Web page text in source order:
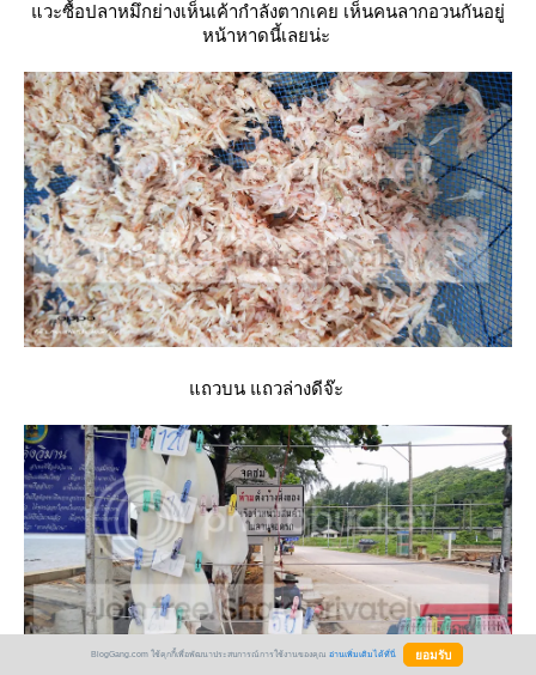
วะซื้อปลาหมึกย่างเห็นเค้ากำลังตากเคย เห็นคนลากอวนกันอยู่
หน้าหาดนี้เลยน่ะ
ถวบน แถวล่างดีจ๊ะ
BlogGang.com ใช้คุกกี้เพื่อพัฒนาประสบการณ์การใช้งานของคุณ อ่านเพิ่มเติมได้ที่นี่